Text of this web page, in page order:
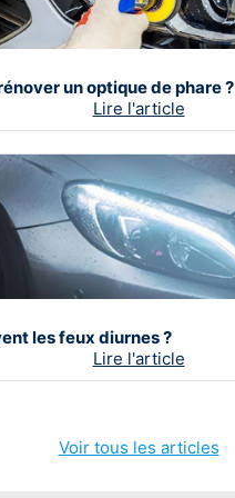
un optique de phare ?
Lire l'article
les feux diurnes ?
Lire l'article
Voir tous les articles